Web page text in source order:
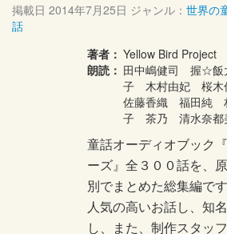
掲載日 2014年7月25日 ジャンル： 世界の
話
著者： Yellow Bird Project
朗読： 田中嶋健司 握☆
子 木村由妃 桜木
佐藤香織 福田純
子 茶乃 清水奈
童話オーディオブック
ーズ』全３００話を、
別でまとめた総集編で
人気の高いお話し、知
し、また、制作スタッ